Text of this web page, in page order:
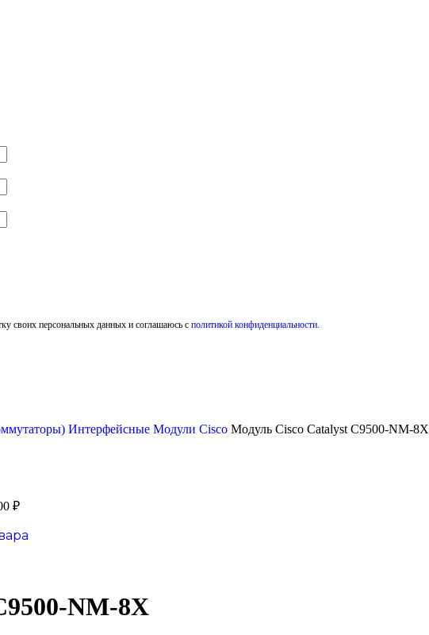
своих персональных данных и соглашаюсь с политикой конфиденциальности.
Интерфейсные Модули Cisco Модуль Cisco Catalyst C9500-NM-8X
₽
NM-8X